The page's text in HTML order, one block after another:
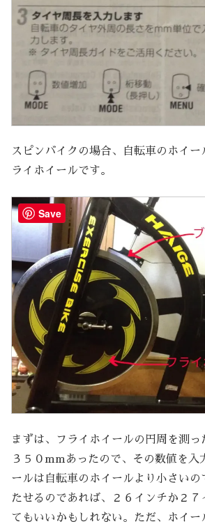
スピンバイクの場合、自転車のホイー
ライホイールです。
まずは、フライホイールの円周を測っ
３５０mmあったので、その数値を入
ールは自転車のホイールより小さい
たせるのであれば、２６インチか２７
てもいいかもしれない。ただ、ホイー
Save